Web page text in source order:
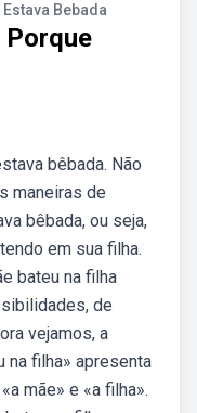
Bebada
Porque
bêbada. Não
maneiras de
bêbada, ou seja,
em sua filha.
bateu na filha
de
vejamos, a
na filha» apresenta
mãe» e «a filha».